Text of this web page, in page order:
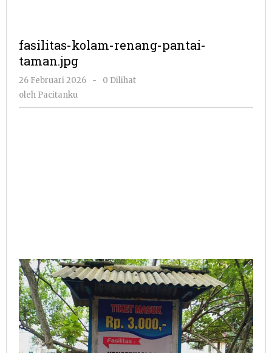
fasilitas-kolam-renang-pantai-
taman.jpg
26 Februari 2026
oleh
-
0 Dilihat
oleh Pacitanku